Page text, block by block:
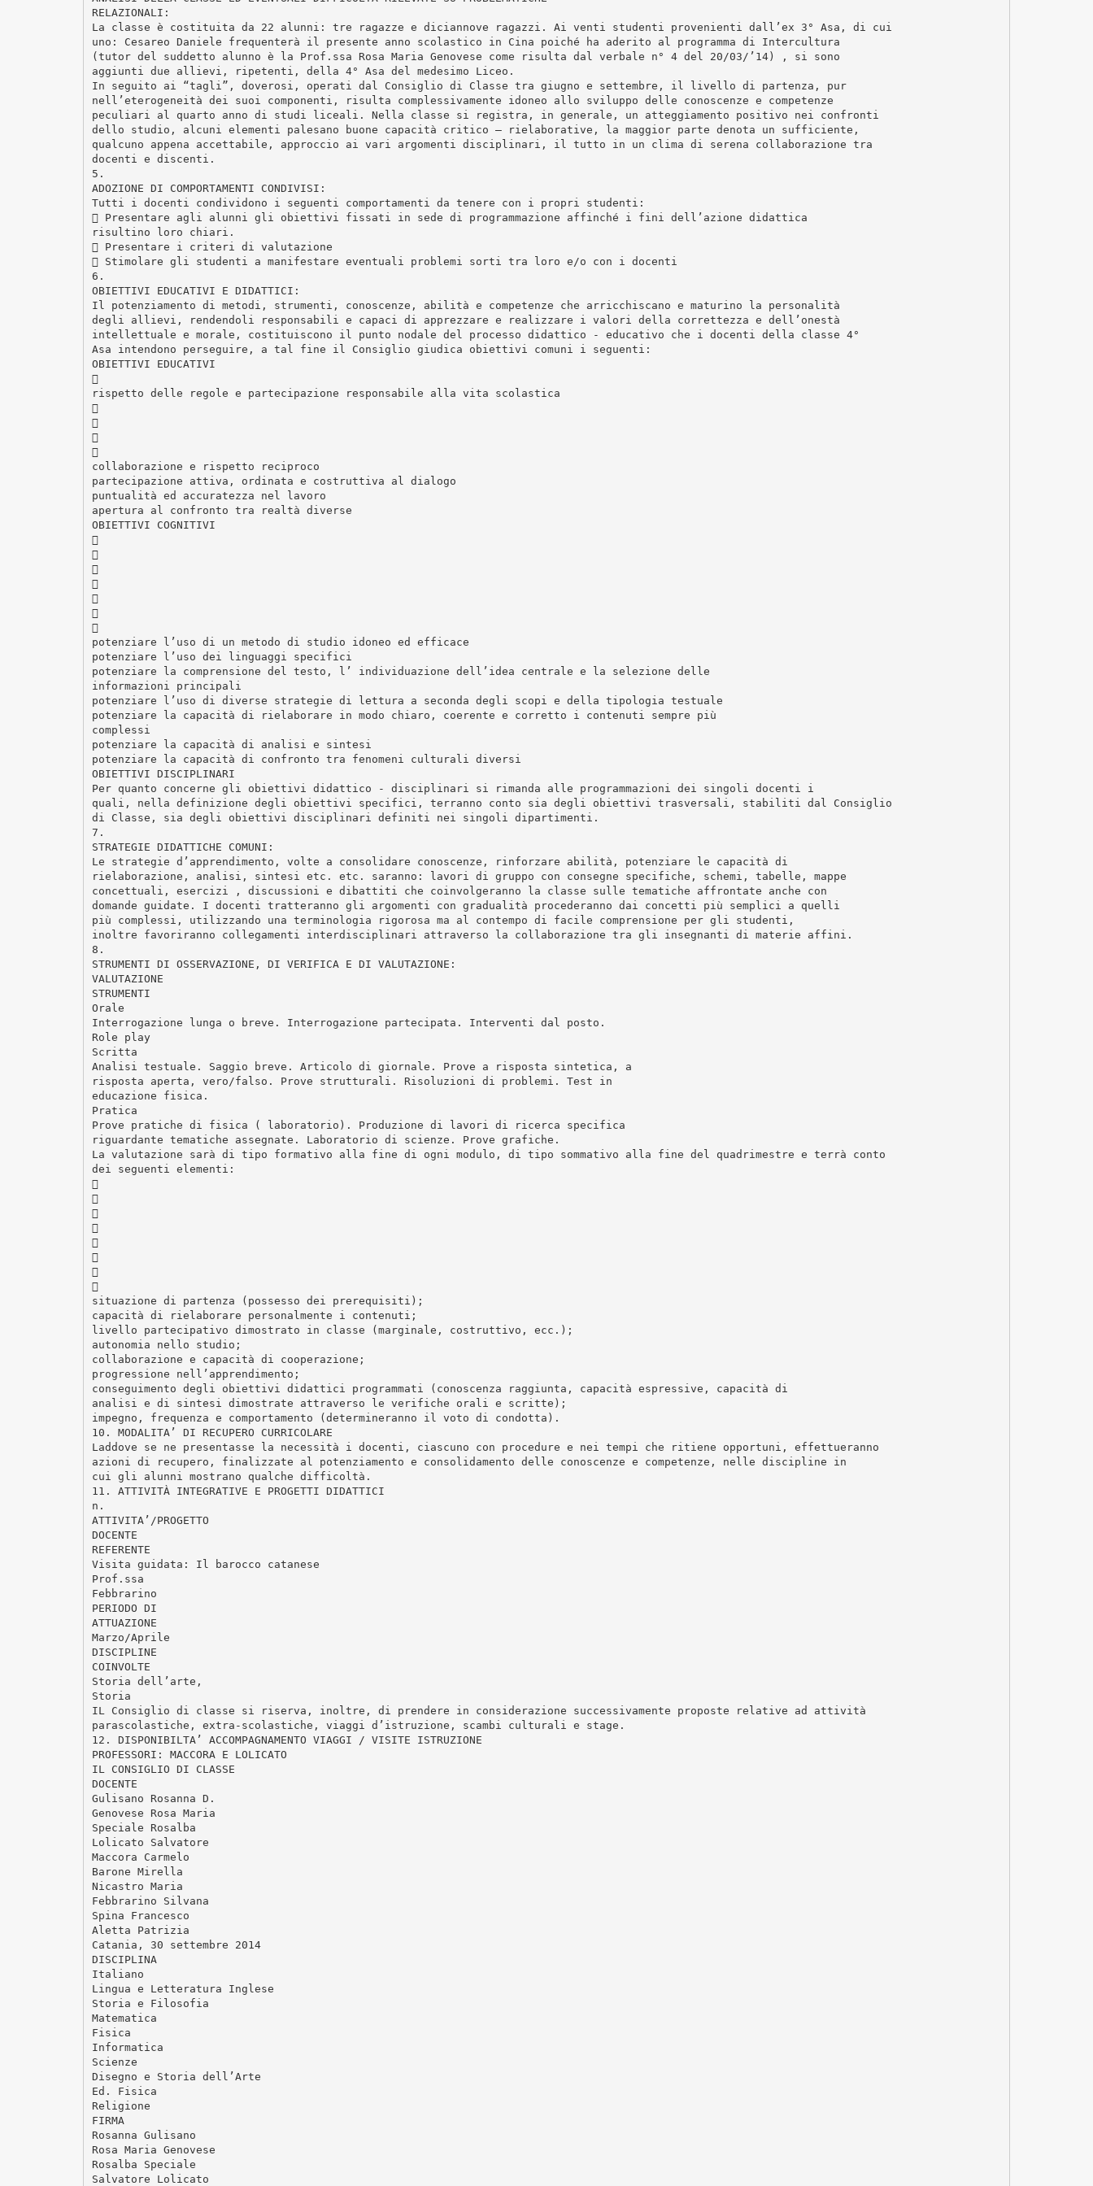
RELAZIONALI:
La classe è costituita da 22 alunni: tre ragazze e diciannove ragazzi. Ai venti studenti provenienti dall’ex 3° Asa, di cui
uno: Cesareo Daniele frequenterà il presente anno scolastico in Cina poiché ha aderito al programma di Intercultura
(tutor del suddetto alunno è la Prof.ssa Rosa Maria Genovese come risulta dal verbale n° 4 del 20/03/’14) , si sono
aggiunti due allievi, ripetenti, della 4° Asa del medesimo Liceo.
In seguito ai “tagli”, doverosi, operati dal Consiglio di Classe tra giugno e settembre, il livello di partenza, pur
nell’eterogeneità dei suoi componenti, risulta complessivamente idoneo allo sviluppo delle conoscenze e competenze
peculiari al quarto anno di studi liceali. Nella classe si registra, in generale, un atteggiamento positivo nei confronti
dello studio, alcuni elementi palesano buone capacità critico – rielaborative, la maggior parte denota un sufficiente,
qualcuno appena accettabile, approccio ai vari argomenti disciplinari, il tutto in un clima di serena collaborazione tra
docenti e discenti.
5.
ADOZIONE DI COMPORTAMENTI CONDIVISI:
Tutti i docenti condividono i seguenti comportamenti da tenere con i propri studenti:
 Presentare agli alunni gli obiettivi fissati in sede di programmazione affinché i fini dell’azione didattica
risultino loro chiari.
 Presentare i criteri di valutazione
 Stimolare gli studenti a manifestare eventuali problemi sorti tra loro e/o con i docenti
6.
OBIETTIVI EDUCATIVI E DIDATTICI:
Il potenziamento di metodi, strumenti, conoscenze, abilità e competenze che arricchiscano e maturino la personalità
degli allievi, rendendoli responsabili e capaci di apprezzare e realizzare i valori della correttezza e dell’onestà
intellettuale e morale, costituiscono il punto nodale del processo didattico - educativo che i docenti della classe 4°
Asa intendono perseguire, a tal fine il Consiglio giudica obiettivi comuni i seguenti:
OBIETTIVI EDUCATIVI

rispetto delle regole e partecipazione responsabile alla vita scolastica




collaborazione e rispetto reciproco
partecipazione attiva, ordinata e costruttiva al dialogo
puntualità ed accuratezza nel lavoro
apertura al confronto tra realtà diverse
OBIETTIVI COGNITIVI







potenziare l’uso di un metodo di studio idoneo ed efficace
potenziare l’uso dei linguaggi specifici
potenziare la comprensione del testo, l’ individuazione dell’idea centrale e la selezione delle
informazioni principali
potenziare l’uso di diverse strategie di lettura a seconda degli scopi e della tipologia testuale
potenziare la capacità di rielaborare in modo chiaro, coerente e corretto i contenuti sempre più
complessi
potenziare la capacità di analisi e sintesi
potenziare la capacità di confronto tra fenomeni culturali diversi
OBIETTIVI DISCIPLINARI
Per quanto concerne gli obiettivi didattico - disciplinari si rimanda alle programmazioni dei singoli docenti i
quali, nella definizione degli obiettivi specifici, terranno conto sia degli obiettivi trasversali, stabiliti dal Consiglio
di Classe, sia degli obiettivi disciplinari definiti nei singoli dipartimenti.
7.
STRATEGIE DIDATTICHE COMUNI:
Le strategie d’apprendimento, volte a consolidare conoscenze, rinforzare abilità, potenziare le capacità di
rielaborazione, analisi, sintesi etc. etc. saranno: lavori di gruppo con consegne specifiche, schemi, tabelle, mappe
concettuali, esercizi , discussioni e dibattiti che coinvolgeranno la classe sulle tematiche affrontate anche con
domande guidate. I docenti tratteranno gli argomenti con gradualità procederanno dai concetti più semplici a quelli
più complessi, utilizzando una terminologia rigorosa ma al contempo di facile comprensione per gli studenti,
inoltre favoriranno collegamenti interdisciplinari attraverso la collaborazione tra gli insegnanti di materie affini.
8.
STRUMENTI DI OSSERVAZIONE, DI VERIFICA E DI VALUTAZIONE:
VALUTAZIONE
STRUMENTI
Orale
Interrogazione lunga o breve. Interrogazione partecipata. Interventi dal posto.
Role play
Scritta
Analisi testuale. Saggio breve. Articolo di giornale. Prove a risposta sintetica, a
risposta aperta, vero/falso. Prove strutturali. Risoluzioni di problemi. Test in
educazione fisica.
Pratica
Prove pratiche di fisica ( laboratorio). Produzione di lavori di ricerca specifica
riguardante tematiche assegnate. Laboratorio di scienze. Prove grafiche.
La valutazione sarà di tipo formativo alla fine di ogni modulo, di tipo sommativo alla fine del quadrimestre e terrà conto
dei seguenti elementi:








situazione di partenza (possesso dei prerequisiti);
capacità di rielaborare personalmente i contenuti;
livello partecipativo dimostrato in classe (marginale, costruttivo, ecc.);
autonomia nello studio;
collaborazione e capacità di cooperazione;
progressione nell’apprendimento;
conseguimento degli obiettivi didattici programmati (conoscenza raggiunta, capacità espressive, capacità di
analisi e di sintesi dimostrate attraverso le verifiche orali e scritte);
impegno, frequenza e comportamento (determineranno il voto di condotta).
10. MODALITA’ DI RECUPERO CURRICOLARE
Laddove se ne presentasse la necessità i docenti, ciascuno con procedure e nei tempi che ritiene opportuni, effettueranno
azioni di recupero, finalizzate al potenziamento e consolidamento delle conoscenze e competenze, nelle discipline in
cui gli alunni mostrano qualche difficoltà.
11. ATTIVITÀ INTEGRATIVE E PROGETTI DIDATTICI
n.
ATTIVITA’/PROGETTO
DOCENTE
REFERENTE
Visita guidata: Il barocco catanese
Prof.ssa
Febbrarino
PERIODO DI
ATTUAZIONE
Marzo/Aprile
DISCIPLINE
COINVOLTE
Storia dell’arte,
Storia
IL Consiglio di classe si riserva, inoltre, di prendere in considerazione successivamente proposte relative ad attività
parascolastiche, extra-scolastiche, viaggi d’istruzione, scambi culturali e stage.
12. DISPONIBILTA’ ACCOMPAGNAMENTO VIAGGI / VISITE ISTRUZIONE
PROFESSORI: MACCORA E LOLICATO
IL CONSIGLIO DI CLASSE
DOCENTE
Gulisano Rosanna D.
Genovese Rosa Maria
Speciale Rosalba
Lolicato Salvatore
Maccora Carmelo
Barone Mirella
Nicastro Maria
Febbrarino Silvana
Spina Francesco
Aletta Patrizia
Catania, 30 settembre 2014
DISCIPLINA
Italiano
Lingua e Letteratura Inglese
Storia e Filosofia
Matematica
Fisica
Informatica
Scienze
Disegno e Storia dell’Arte
Ed. Fisica
Religione
FIRMA
Rosanna Gulisano
Rosa Maria Genovese
Rosalba Speciale
Salvatore Lolicato